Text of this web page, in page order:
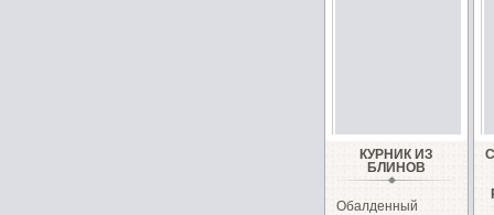
КУРНИК ИЗ
БЛИНОВ
Обалденный